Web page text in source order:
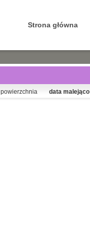
Strona główna
powierzchnia data malejąco